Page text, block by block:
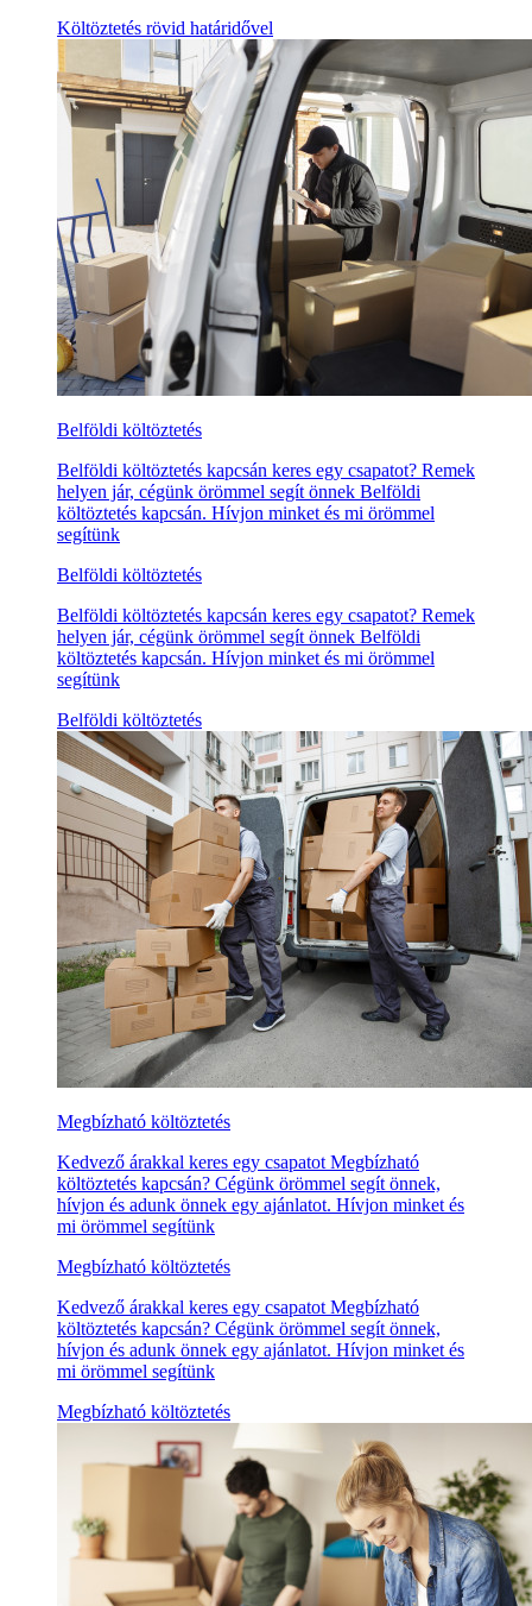
Költöztetés rövid határidővel
Belföldi költöztetés
Belföldi költöztetés kapcsán keres egy csapatot? Remek
helyen jár, cégünk örömmel segít önnek Belföldi
költöztetés kapcsán. Hívjon minket és mi örömmel
segítünk
Belföldi költöztetés
Belföldi költöztetés kapcsán keres egy csapatot? Remek
helyen jár, cégünk örömmel segít önnek Belföldi
költöztetés kapcsán. Hívjon minket és mi örömmel
segítünk
Belföldi költöztetés
Megbízható költöztetés
Kedvező árakkal keres egy csapatot Megbízható
költöztetés kapcsán? Cégünk örömmel segít önnek,
hívjon és adunk önnek egy ajánlatot. Hívjon minket és
mi örömmel segítünk
Megbízható költöztetés
Kedvező árakkal keres egy csapatot Megbízható
költöztetés kapcsán? Cégünk örömmel segít önnek,
hívjon és adunk önnek egy ajánlatot. Hívjon minket és
mi örömmel segítünk
Megbízható költöztetés